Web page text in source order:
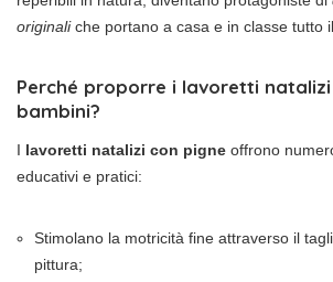
originaliche portano a casa e in classe tutto
Perché proporre i lavoretti
bambini?
I lavoretti natalizi con pigne offrono
educativi e pratici:
Stimolano la motricità fine attraverso il
pittura;